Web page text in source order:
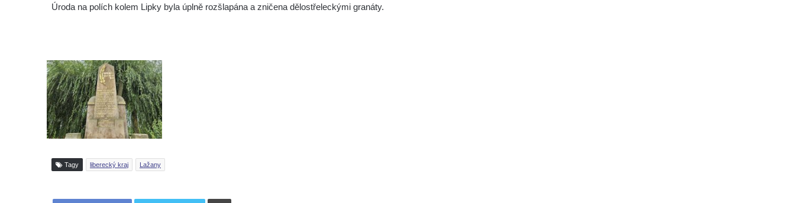
Úroda na polích kolem Lipky byla úplně rozšlapána a zničena dělostřeleckými granáty.
Tagy liberecký kraj Lažany
Tisknout